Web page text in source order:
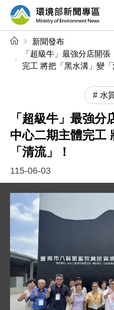
前往中央內容區塊
環境部新聞
新聞發布
「超級牛」最強分店開
完工 將把「黑水溝」變「
水
「超級牛」最強
中心二期主體完工
「清流」！
115-06-03